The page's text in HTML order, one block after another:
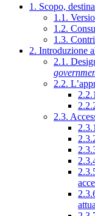
1. Scopo,
1.1.
1.2.
1.3.
2. Introduzione
2.1.
2.2.
2.3.